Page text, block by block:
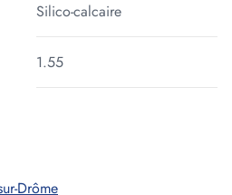
Silico-calcaire
1.55
Drôme